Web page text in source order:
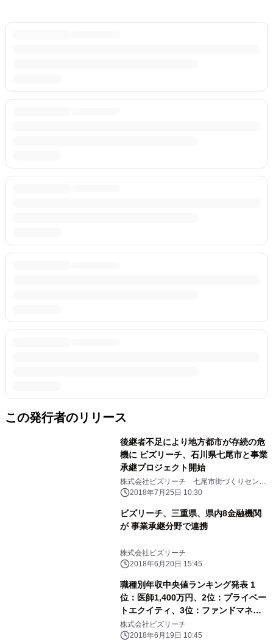
この発行者のリリース
後継者不足により地方都市が存続の危
機に ビズリーチ、石川県七尾市と事業
承継プロジェクト開始
株式会社ビズリーチ 七尾市街づくりセンタ
ー株式会社
2018年7月25日 10:30
ビズリーチ、三重県、県内8金融機関
が 事業承継分野で連携
株式会社ビズリーチ
2018年6月20日 15:45
職種別年収中央値ランキング発表 1
位：医師1,400万円、2位：プライベー
トエクイティ、3位：ファンドマネー
ジャー/財務アドバイザリー（求人検索
エンジン「スタンバイ」調べ）
株式会社ビズリーチ
2018年6月19日 10:45